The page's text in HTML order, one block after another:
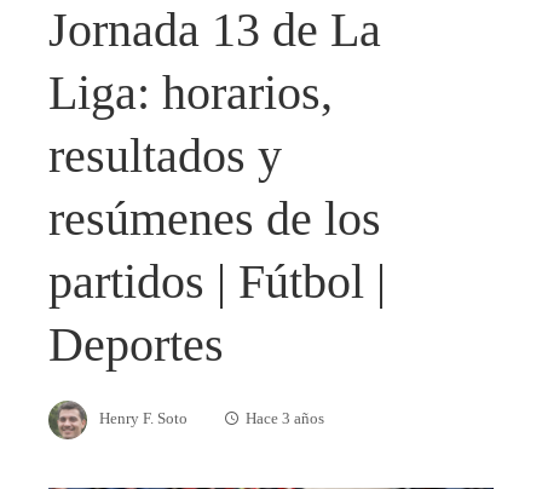
Jornada 13 de La
Liga: horarios,
resultados y
resúmenes de los
partidos | Fútbol |
Deportes
Henry F. Soto Hace 3 años